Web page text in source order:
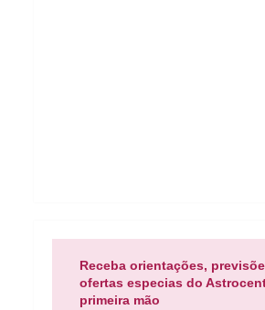
Receba orientações,
ofertas especias do
primeira mão